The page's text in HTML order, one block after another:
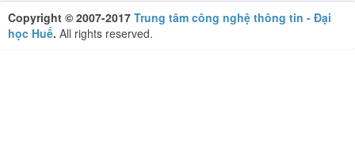
Copyright © 2007-2017 Trung tâm công nghệ thông tin - Đại
học Huế. All rights reserved.